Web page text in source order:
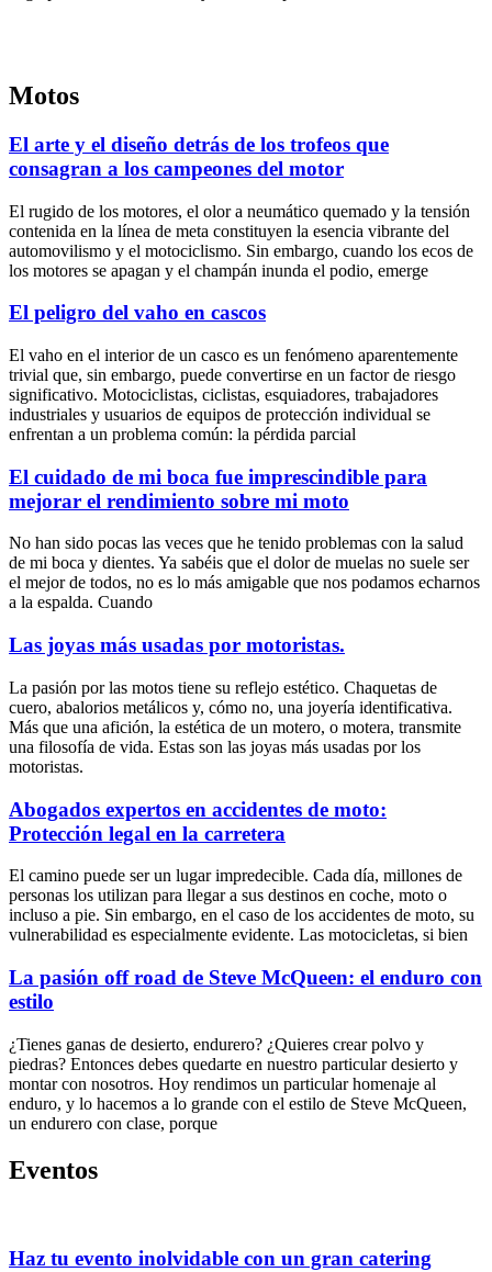
Motos
El arte y el diseño detrás de los trofeos que
consagran a los campeones del motor
El rugido de los motores, el olor a neumático quemado y la tensión
contenida en la línea de meta constituyen la esencia vibrante del
automovilismo y el motociclismo. Sin embargo, cuando los ecos de
los motores se apagan y el champán inunda el podio, emerge
El peligro del vaho en cascos
El vaho en el interior de un casco es un fenómeno aparentemente
trivial que, sin embargo, puede convertirse en un factor de riesgo
significativo. Motociclistas, ciclistas, esquiadores, trabajadores
industriales y usuarios de equipos de protección individual se
enfrentan a un problema común: la pérdida parcial
El cuidado de mi boca fue imprescindible para
mejorar el rendimiento sobre mi moto
No han sido pocas las veces que he tenido problemas con la salud
de mi boca y dientes. Ya sabéis que el dolor de muelas no suele ser
el mejor de todos, no es lo más amigable que nos podamos echarnos
a la espalda. Cuando
Las joyas más usadas por motoristas.
La pasión por las motos tiene su reflejo estético. Chaquetas de
cuero, abalorios metálicos y, cómo no, una joyería identificativa.
Más que una afición, la estética de un motero, o motera, transmite
una filosofía de vida. Estas son las joyas más usadas por los
motoristas.
Abogados expertos en accidentes de moto:
Protección legal en la carretera
El camino puede ser un lugar impredecible. Cada día, millones de
personas los utilizan para llegar a sus destinos en coche, moto o
incluso a pie. Sin embargo, en el caso de los accidentes de moto, su
vulnerabilidad es especialmente evidente. Las motocicletas, si bien
La pasión off road de Steve McQueen: el enduro con
estilo
¿Tienes ganas de desierto, endurero? ¿Quieres crear polvo y
piedras? Entonces debes quedarte en nuestro particular desierto y
montar con nosotros. Hoy rendimos un particular homenaje al
enduro, y lo hacemos a lo grande con el estilo de Steve McQueen,
un endurero con clase, porque
Eventos
Haz tu evento inolvidable con un gran catering